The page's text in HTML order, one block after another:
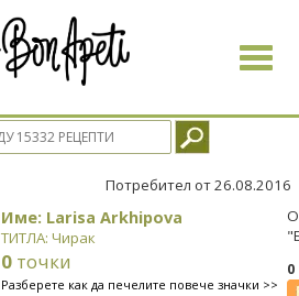
Toggle
Потребител от 26.08.2016
Име: Larisa Arkhipova
ТИТЛА: Чирак
0 точки
Разберете как да печелите повече значки >>